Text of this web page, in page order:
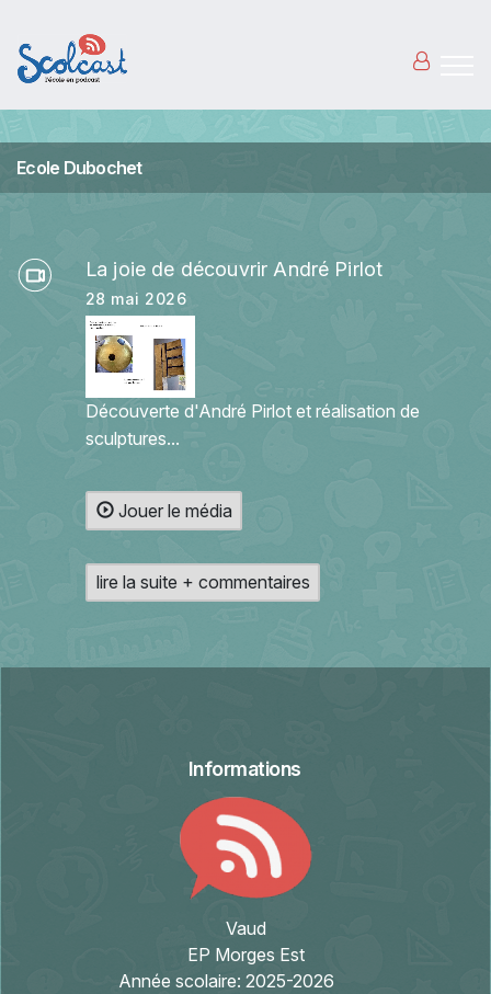
Ecole Dubochet
La joie de découvrir André Pirlot
28 mai 2026
Découverte d'André Pirlot et réalisation de
sculptures...
Jouer le média
lire la suite + commentaires
Informations
Vaud
EP Morges Est
Année scolaire: 2025-2026